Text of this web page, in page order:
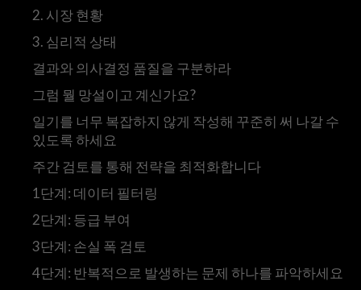
2. 시장 현황
3. 심리적 상태
결과와 의사결정 품질을 구분하라
그럼 뭘 망설이고 계신가요?
일기를 너무 복잡하지 않게 작성해 꾸준히 써 나갈 수
있도록 하세요
주간 검토를 통해 전략을 최적화합니다
1단계: 데이터 필터링
2단계: 등급 부여
3단계: 손실 폭 검토
4단계: 반복적으로 발생하는 문제 하나를 파악하세요